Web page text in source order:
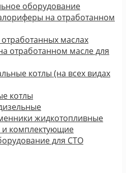
оборудование
на отработанном
маслах
отработанном масле для
котлы (на всех видах
котлы
жидкотопливные
и комплектующие
для СТО